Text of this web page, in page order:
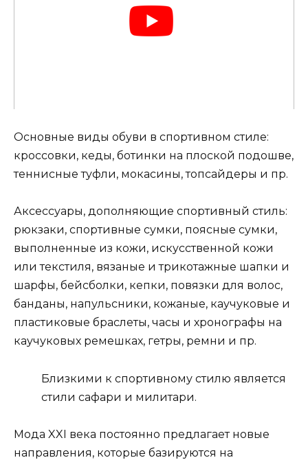
Основные виды обуви в спортивном стиле:
кроссовки, кеды, ботинки на плоской подошве,
теннисные туфли, мокасины, топсайдеры и пр.
Аксессуары, дополняющие спортивный стиль:
рюкзаки, спортивные сумки, поясные сумки,
выполненные из кожи, искусственной кожи
или текстиля, вязаные и трикотажные шапки и
шарфы, бейсболки, кепки, повязки для волос,
банданы, напульсники, кожаные, каучуковые и
пластиковые браслеты, часы и хронографы на
каучуковых ремешках, гетры, ремни и пр.
Близкими к спортивному стилю является
стили сафари и милитари.
Мода XXI века постоянно предлагает новые
направления, которые базируются на